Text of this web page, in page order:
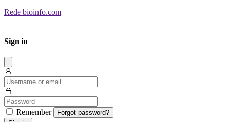
Rede bioinfo.com
Sign in
Remember
Forgot password?